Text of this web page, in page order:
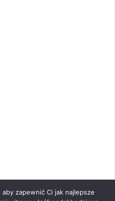
zapewnić Ci jak najlepsze